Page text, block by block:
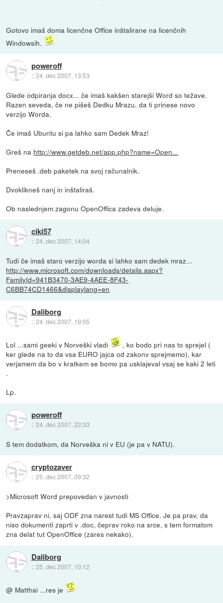
Gotovo imaš doma licenčne Office inštalirane na licenčnih
Windowsih.
poweroff
::24. dec 2007, 13:53
Glede odpiranja docx... če imaš kakšen starejši Word so težave.
Razen seveda, če ne pišeš Dedku Mrazu, da ti prinese novo
verzijo Worda.
Če imaš Ubuntu si pa lahko sam Dedek Mraz!
Greš na http://www.getdeb.net/app.php?name=Open...
Preneseš .deb paketek na svoj računalnik.
Dvoklikneš nanj in inštaliraš.
Ob naslednjem zagonu OpenOffica zadeva deluje.
ciki57
::24. dec 2007, 14:04
Tudi če imaš staro verzijo worda si lahko sam dedek mraz...
http://www.microsoft.com/downloads/details.aspx?
FamilyId=941B3470-3AE9-4AEE-8F43-
C6BB74CD1466&displaylang=en
Daliborg
::24. dec 2007, 19:05
Lol ...sami geeki v Norveški vladi
, ko bodo pri nas to sprejel (
ker glede na to da vsa EURO jajca od zakonv sprejmemo), kar
verjamem da bo v kratkem se bomo pa usklajeval vsaj se kaki 2 leti
.
Lp.
poweroff
::24. dec 2007, 22:33
S tem dodatkom, da Norveška ni v EU (je pa v NATU).
cryptozaver
::25. dec 2007, 09:32
>Microsoft Word prepovedan v javnosti
Pravzaprav ni, saj ODF zna narest tudi MS Office. Je pa prav, da
niso dokumenti zaprti v .doc, čeprav roko na srce, s tem formatom
zna delat tut OpenOffice (zares nekako).
Daliborg
::25. dec 2007, 10:12
@ Matthai ...res je